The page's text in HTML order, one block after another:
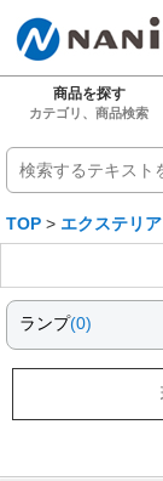
商品を探す
カテゴリ、商品検索
TOP > エクステリア
ランプ(0)